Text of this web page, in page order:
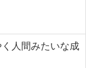
人間みたいな成